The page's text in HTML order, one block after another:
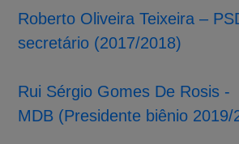
Roberto Oliveira Teixeira –
secretário (2017/2018)
Rui Sérgio Gomes De Rosis -
MDB (Presidente biênio 2019/